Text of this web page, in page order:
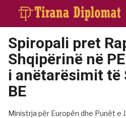
Spiropali pret
Shqipërinë në
i anëtarësimit të
BE
Ministrja për Europën dhe Punët e